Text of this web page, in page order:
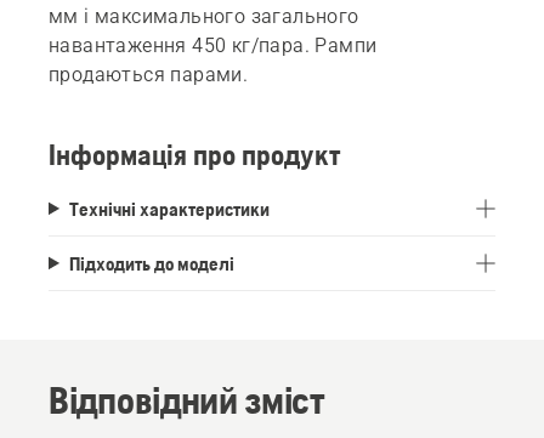
мм і максимального загального
навантаження 450 кг/пара. Рампи
продаються парами.
Інформація про продукт
Технічні характеристики
Підходить до моделі
Відповідний зміст